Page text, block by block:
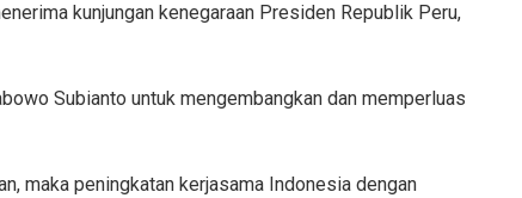
kunjungan kenegaraan Presiden Republik Peru,
Subianto untuk mengembangkan dan memperluas
maka peningkatan kerjasama Indonesia dengan